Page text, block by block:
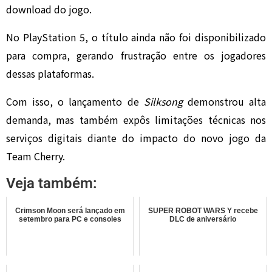
download do jogo.
No PlayStation 5, o título ainda não foi disponibilizado
para compra, gerando frustração entre os jogadores
dessas plataformas.
Com isso, o lançamento de Silksongdemonstrou alta
demanda, mas também expôs limitações técnicas nos
serviços digitais diante do impacto do novo jogo da
Team Cherry.
Veja também:
Crimson Moon será lançado em
setembro para PC e consoles
SUPER ROBOT WARS Y recebe
DLC de aniversário